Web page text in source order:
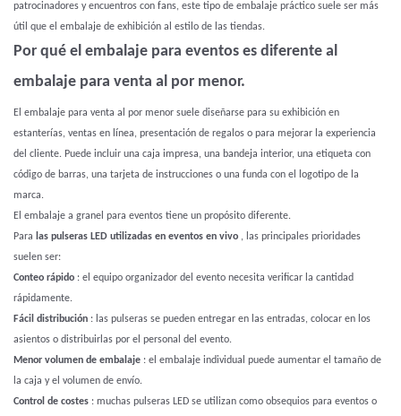
patrocinadores y encuentros con fans, este tipo de embalaje práctico suele ser más
útil que el embalaje de exhibición al estilo de las tiendas.
Por qué el embalaje para eventos es diferente al
embalaje para venta al por menor.
El embalaje para venta al por menor suele diseñarse para su exhibición en
estanterías, ventas en línea, presentación de regalos o para mejorar la experiencia
del cliente. Puede incluir una caja impresa, una bandeja interior, una etiqueta con
código de barras, una tarjeta de instrucciones o una funda con el logotipo de la
marca.
El embalaje a granel para eventos tiene un propósito diferente.
Para las pulseras LED utilizadas en eventos en vivo , las principales prioridades
suelen ser:
Conteo rápido : el equipo organizador del evento necesita verificar la cantidad
rápidamente.
Fácil distribución : las pulseras se pueden entregar en las entradas, colocar en los
asientos o distribuirlas por el personal del evento.
Menor volumen de embalaje : el embalaje individual puede aumentar el tamaño de
la caja y el volumen de envío.
Control de costes : muchas pulseras LED se utilizan como obsequios para eventos o